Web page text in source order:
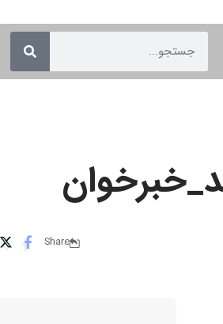
Share